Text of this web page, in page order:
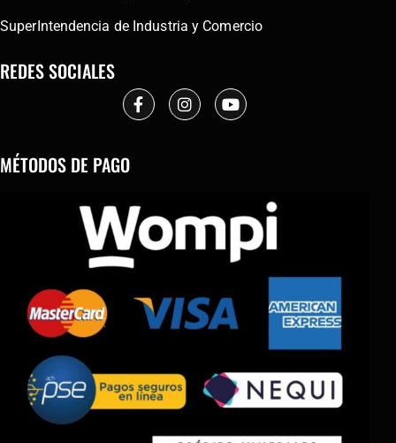
SuperIntendencia de Industria y Comercio
REDES SOCIALES
MÉTODOS DE PAGO